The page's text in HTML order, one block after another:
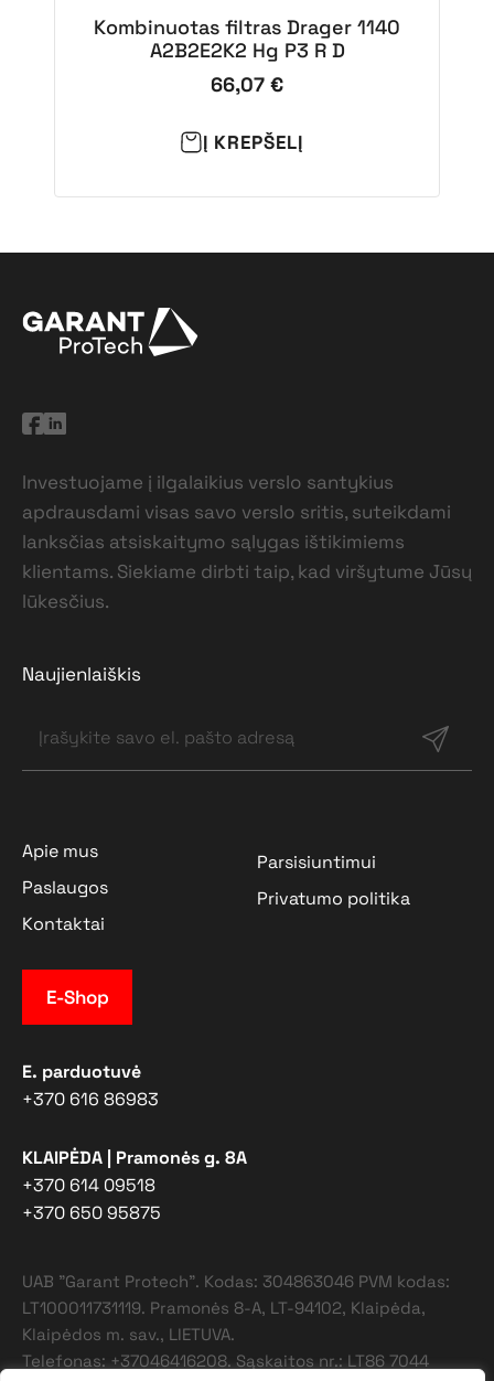
Kombinuotas filtras Drager 1140
A2B2E2K2 Hg P3 R D
66,07 €
Į KREPŠELĮ
Investuojame į ilgalaikius verslo santykius
apdrausdami visas savo verslo sritis, suteikdami
lanksčias atsiskaitymo sąlygas ištikimiems
klientams. Siekiame dirbti taip, kad viršytume Jūsų
lūkesčius.
Naujienlaiškis
Apie mus
Paslaugos
Kontaktai
Parsisiuntimui
Privatumo politika
E-Shop
E. parduotuvė
+370 616 86983
KLAIPĖDA | Pramonės g. 8A
+370 614 09518
+370 650 95875
UAB "Garant Protech". Kodas: 304863046 PVM kodas:
LT100011731119. Pramonės 8-A, LT-94102, Klaipėda,
Klaipėdos m. sav., LIETUVA.
Telefonas: +37046416208. Sąskaitos nr.: LT86 7044